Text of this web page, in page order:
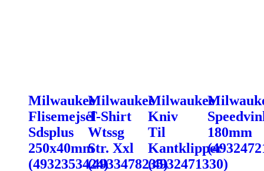
Milwaukee
Flisemejsel
Sdsplus
250x40mm
(4932353424)
Milwaukee
T-Shirt
Wtssg
Str. Xxl
(4933478235)
Milwaukee
Kniv
Til
Kantklipper
(4932471330)
180mm